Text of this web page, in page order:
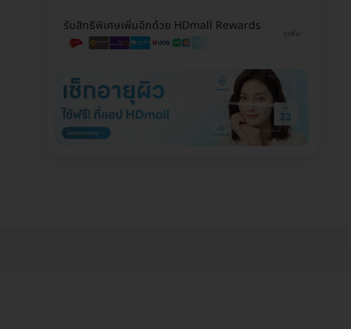
รับสิทธิพิเศษเพิ่มอีกด้วย HDmall Rewards
ดูเพิ่ม